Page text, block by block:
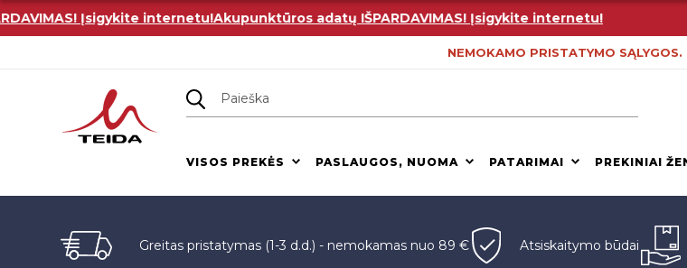
Įsigykite internetu!Akupunktūros adatų IŠPARDAVIMAS! Įsigykite internetu!
NEMOKAMO PRISTATYMO SĄLYGOS.
VISOS PREKĖS PASLAUGOS, NUOMA PATARIMAI PREKINIAI
Greitas pristatymas (1-3 d.d.) - nemokamas nuo 89 € Atsiskaitymo būdai